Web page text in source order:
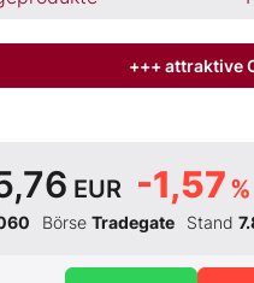
+++ attraktive
-1,57 %
EUR
Börse Tradegate Stand